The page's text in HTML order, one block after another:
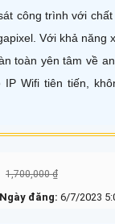
công trình với
Với khả năng
toàn yên tâm về
IP Wifi tiên tiến,
1,700,000 ₫
Ngày đăng: 6/7/2023